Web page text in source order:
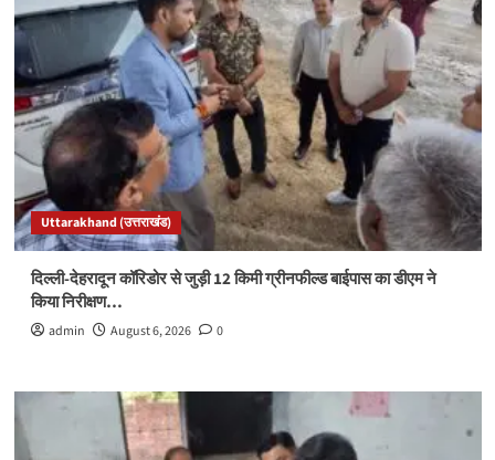
Uttarakhand (उत्तराखंड)
दिल्ली-देहरादून कॉरिडोर से जुड़ी 12 किमी ग्रीनफील्ड बाईपास का डीएम ने
किया निरीक्षण…
admin August 6, 2026 0